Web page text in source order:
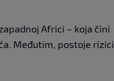
Africi – koja čini
Međutim, postoje rizici